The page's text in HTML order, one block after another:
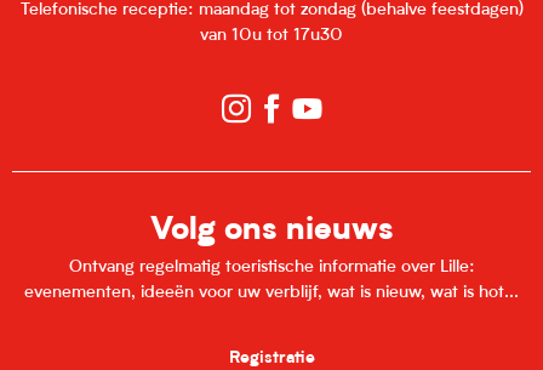
Telefonische receptie: maandag tot zondag (behalve feestdagen)
van 10u tot 17u30
Volg ons nieuws
Ontvang regelmatig toeristische informatie over Lille:
evenementen, ideeën voor uw verblijf, wat is nieuw, wat is hot...
Registratie